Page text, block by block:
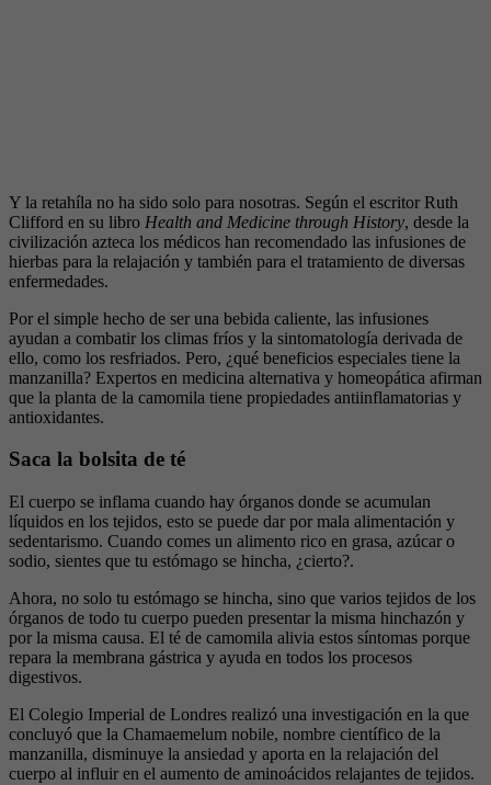
Y la retahíla no ha sido solo para nosotras. Según el escritor Ruth
Clifford en su libro Health and Medicine through History, desde la
civilización azteca los médicos han recomendado las infusiones de
hierbas para la relajación y también para el tratamiento de diversas
enfermedades.
Por el simple hecho de ser una bebida caliente, las infusiones
ayudan a combatir los climas fríos y la sintomatología derivada de
ello, como los resfriados. Pero, ¿qué beneficios especiales tiene la
manzanilla? Expertos en medicina alternativa y homeopática afirman
que la planta de la camomila tiene propiedades antiinflamatorias y
antioxidantes.
Saca la bolsita de té
El cuerpo se inflama cuando hay órganos donde se acumulan
líquidos en los tejidos, esto se puede dar por mala alimentación y
sedentarismo. Cuando comes un alimento rico en grasa, azúcar o
sodio, sientes que tu estómago se hincha, ¿cierto?.
Ahora, no solo tu estómago se hincha, sino que varios tejidos de los
órganos de todo tu cuerpo pueden presentar la misma hinchazón y
por la misma causa. El té de camomila alivia estos síntomas porque
repara la membrana gástrica y ayuda en todos los procesos
digestivos.
El Colegio Imperial de Londres realizó una investigación en la que
concluyó que la Chamaemelum nobile, nombre científico de la
manzanilla, disminuye la ansiedad y aporta en la relajación del
cuerpo al influir en el aumento de aminoácidos relajantes de tejidos.